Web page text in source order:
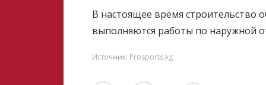
В настоящее время строительство
выполняются работы по наружной
Источник: Prosports.kg